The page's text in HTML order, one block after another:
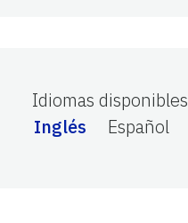
Idiomas disponibles
Inglés
Español